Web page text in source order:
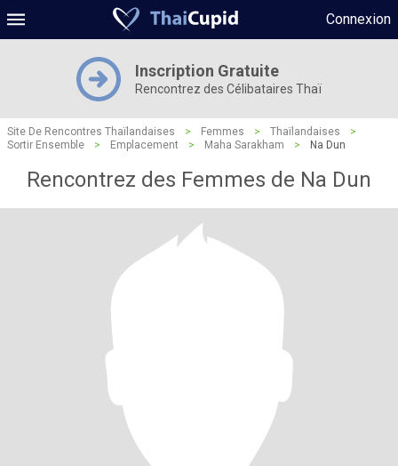
Connexion
Inscription Gratuite
Rencontrez des Célibataires Thaï
Site De Rencontres Thaïlandaises > Femmes > Thaïlandaises
>
Sortir Ensemble
> Emplacement > Maha Sarakham > Na Dun
Rencontrez des Femmes de Na Dun